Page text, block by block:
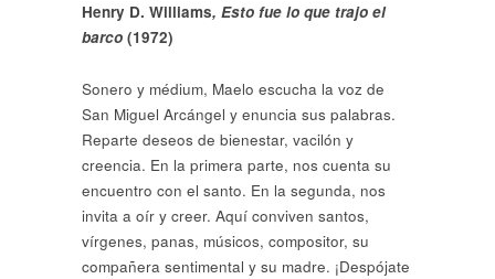
Henry D. Williams, Esto fue lo que trajo el
barco (1972)
Sonero y médium, Maelo escucha la voz de
San Miguel Arcángel y enuncia sus palabras.
Reparte deseos de bienestar, vacilón y
creencia. En la primera parte, nos cuenta su
encuentro con el santo. En la segunda, nos
invita a oír y creer. Aquí conviven santos,
vírgenes, panas, músicos, compositor, su
compañera sentimental y su madre. ¡Despójate